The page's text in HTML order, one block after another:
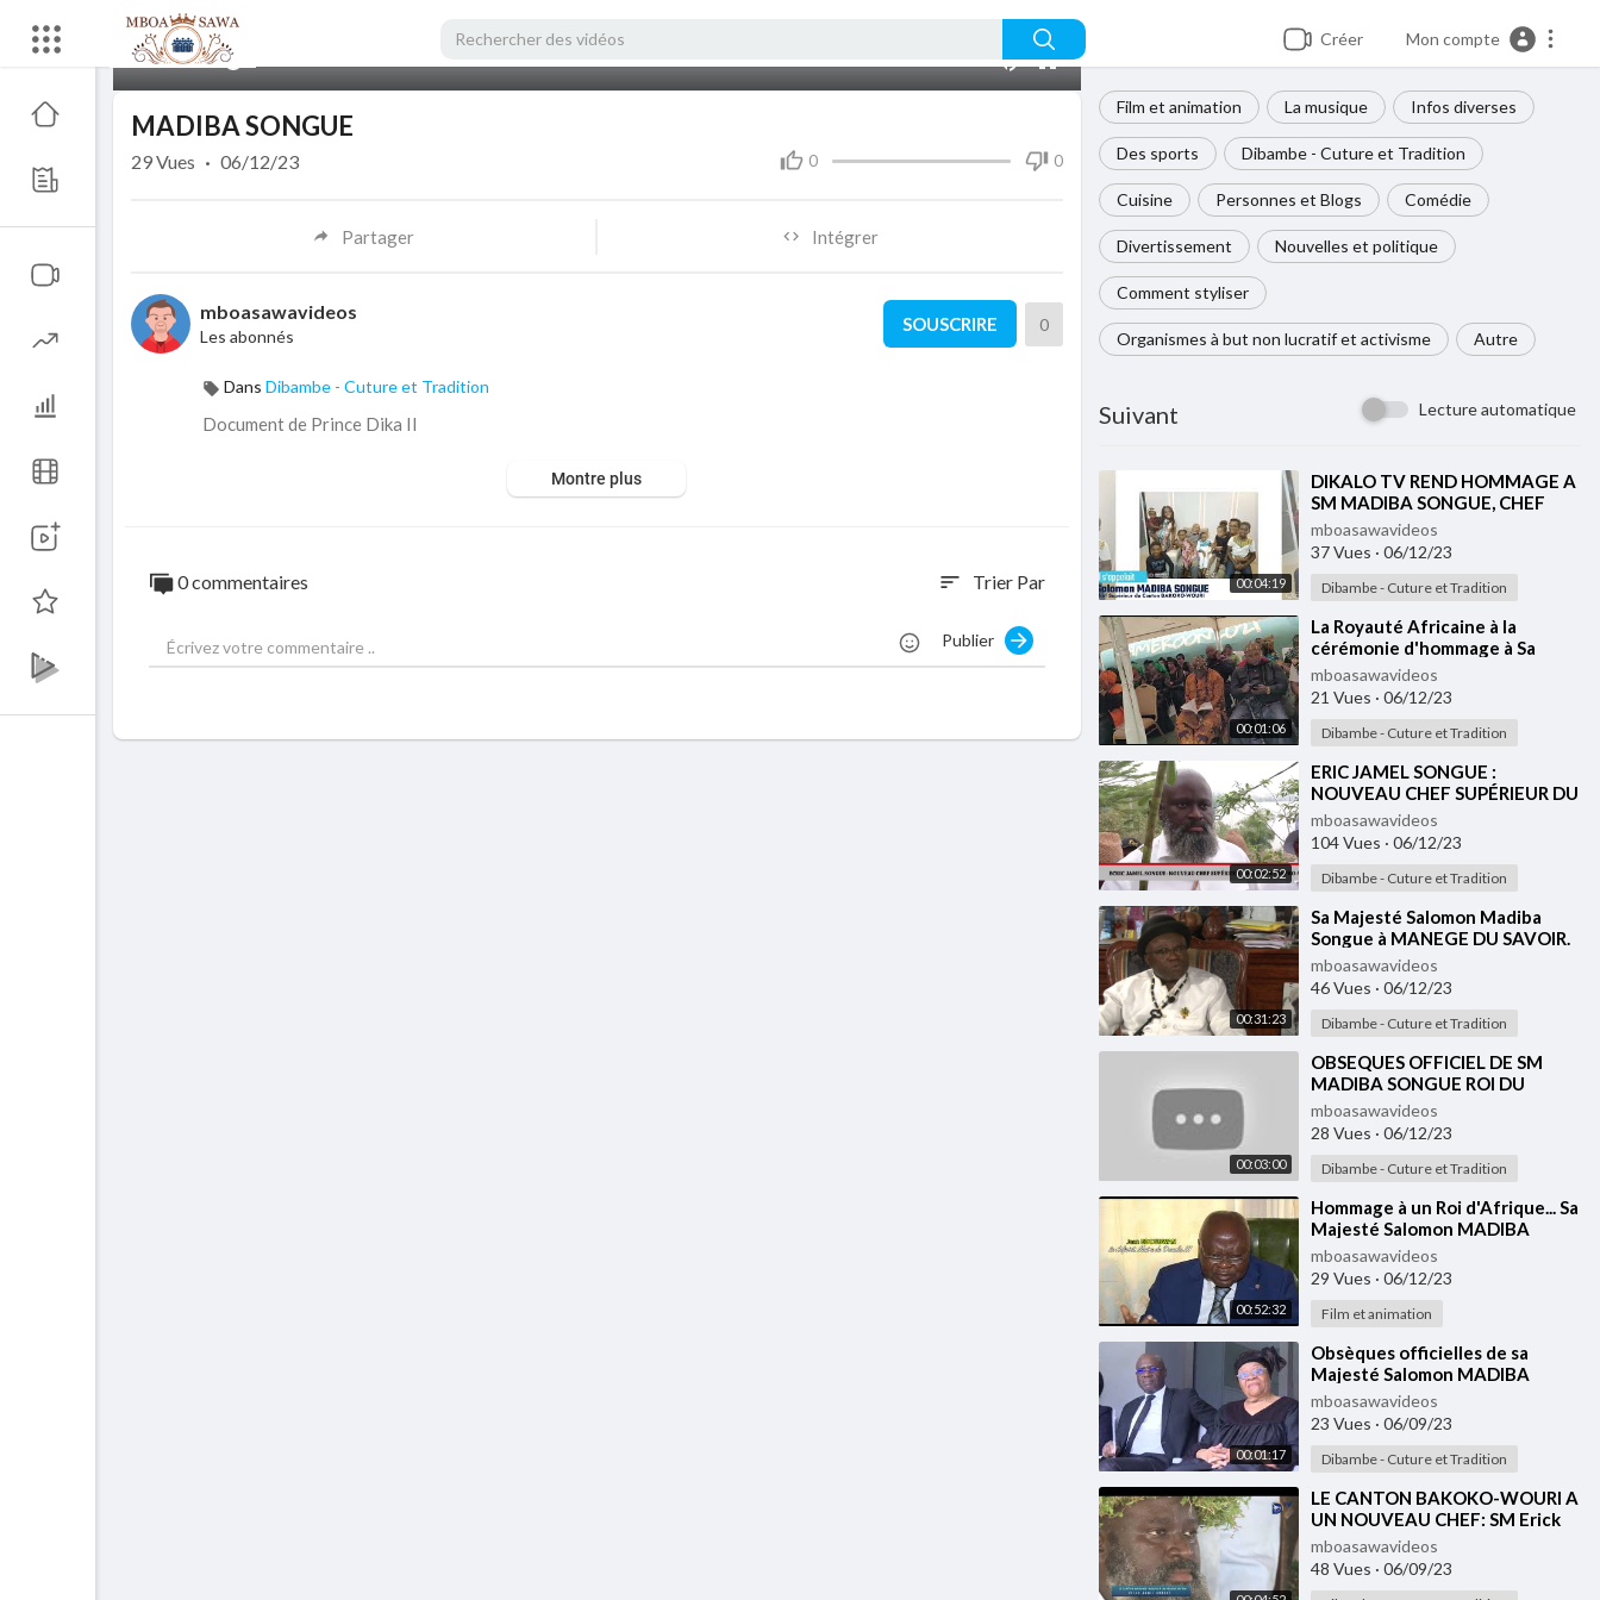
Créer Mon compte
00:00
Film et animation La musique Infos diverses
Des sports Dibambe - Cuture et Tradition
Cuisine Personnes et Blogs Comédie
Divertissement Nouvelles et politique
Comment styliser
Organismes à but non lucratif et activisme Autre
Suivant Lecture automatique
00:04:19
⁣DIKALO TV REND HOMMAGE A
SM MADIBA SONGUE, CHEF
SUPERIEUR DU CANTON
BAKOKO-WOURI
mboasawavideos
37 Vues · 06/12/23
Dibambe - Cuture et Tradition
00:01:06
⁣La Royauté Africaine à la
cérémonie d'hommage à Sa
Majesté Sénateur MADIBA
SONGUE
mboasawavideos
21 Vues · 06/12/23
Dibambe - Cuture et Tradition
00:02:52
⁣ERIC JAMEL SONGUE :
NOUVEAU CHEF SUPÉRIEUR DU
CANTON BAKOKO WOURI
mboasawavideos
104 Vues · 06/12/23
Dibambe - Cuture et Tradition
00:31:23
⁣Sa Majesté Salomon Madiba
Songue à MANEGE DU SAVOIR.
Réalisation Martin KEE.
mboasawavideos
46 Vues · 06/12/23
Dibambe - Cuture et Tradition
00:03:00
⁣OBSEQUES OFFICIEL DE SM
MADIBA SONGUE ROI DU
CANTON BAKOKO EN
PRESENCE Jean Masséna
NGALLÈ BIBÉHÈ
mboasawavideos
28 Vues · 06/12/23
Dibambe - Cuture et Tradition
00:52:32
⁣Hommage à un Roi d'Afrique... Sa
Majesté Salomon MADIBA
SONGUE,
mboasawavideos
29 Vues · 06/12/23
Film et animation
00:01:17
⁣Obsèques officielles de sa
Majesté Salomon MADIBA
SONGUE, Sénateur de la
République du Cameroun
mboasawavideos
23 Vues · 06/09/23
Dibambe - Cuture et Tradition
⁣LE CANTON BAKOKO-WOURI A
UN NOUVEAU CHEF: SM Erick
Jamil SONGUE
mboasawavideos
48 Vues · 06/09/23
MADIBA SONGUE
0 0
29Vues · 06/12/23
Partager Intégrer
mboasawavideos
Les abonnés
SOUSCRIRE 0
Dans Dibambe - Cuture et Tradition
Document de Prince Dika Il
Montre plus
0 commentaires sort Trier Par
Publier